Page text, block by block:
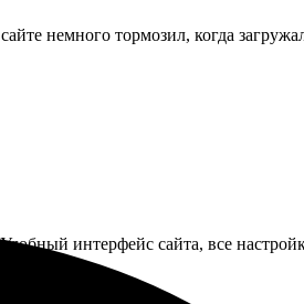
немного тормозил, когда
интерфейс сайта, все